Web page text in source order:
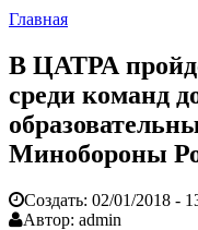
Главная
В ЦАТРА
среди команд
Минобороны
Создать: 02/01/2018 -
Автор: admin